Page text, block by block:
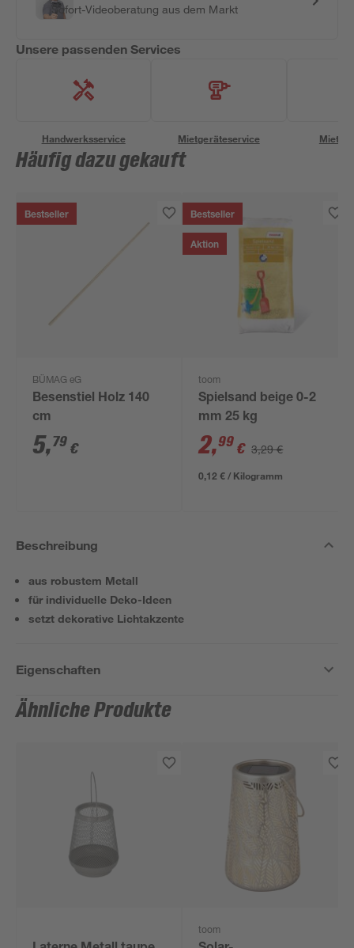
Sofort-Videoberatung aus dem Markt
Unsere passenden Services
Handwerksservice Mietgeräteservice
Häufig dazu gekauft
Bestseller
BÜMAG eG
Besenstiel Holz 140
cm
5,79 €
Bestseller
Aktion
toom
Spielsand beige 0-2
mm 25 kg
2,99 € 3,29 €
0,12 € / Kilogramm
Beschreibung
aus robustem Metall
für individuelle Deko-Ideen
setzt dekorative Lichtakzente
Eigenschaften
Ähnliche Produkte
toom